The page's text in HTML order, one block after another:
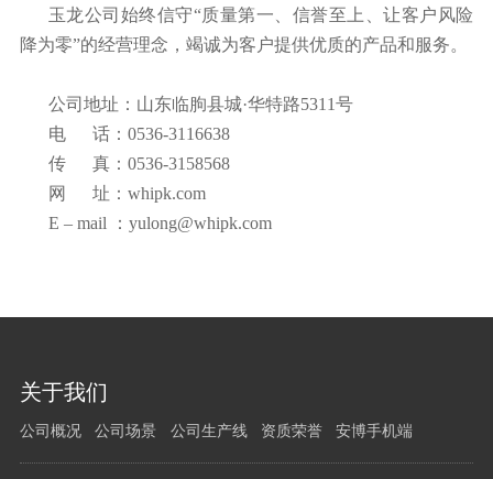
玉龙公司始终信守“质量第一、信誉至上、让客户风险
降为零”的经营理念，竭诚为客户提供优质的产品和服务。
公司地址：山东临朐县城·华特路5311号
电 话：0536-3116638
传 真：0536-3158568
网 址：whipk.com
E – mail ：yulong@whipk.com
关于我们
公司概况 公司场景 公司生产线 资质荣誉 安博手机端